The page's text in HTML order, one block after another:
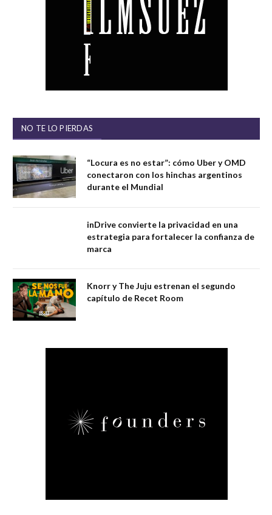
NO TE LO PIERDAS
“Locura es no estar”: cómo Uber y OMD
conectaron con los hinchas argentinos
durante el Mundial
inDrive convierte la privacidad en una
estrategia para fortalecer la confianza de
marca
Knorr y The Juju estrenan el segundo
capítulo de Recet Room